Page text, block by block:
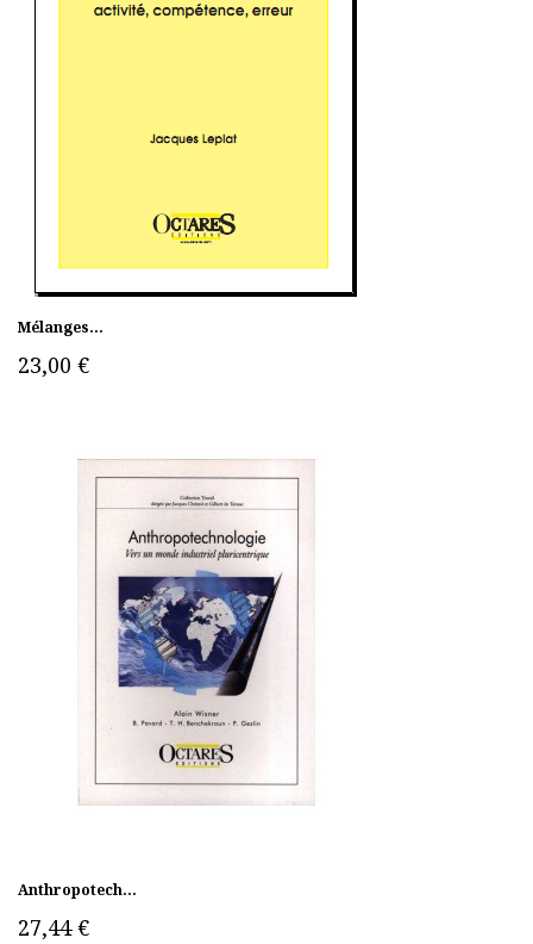
Mélanges...
23,00 €
Anthropotech...
27,44 €